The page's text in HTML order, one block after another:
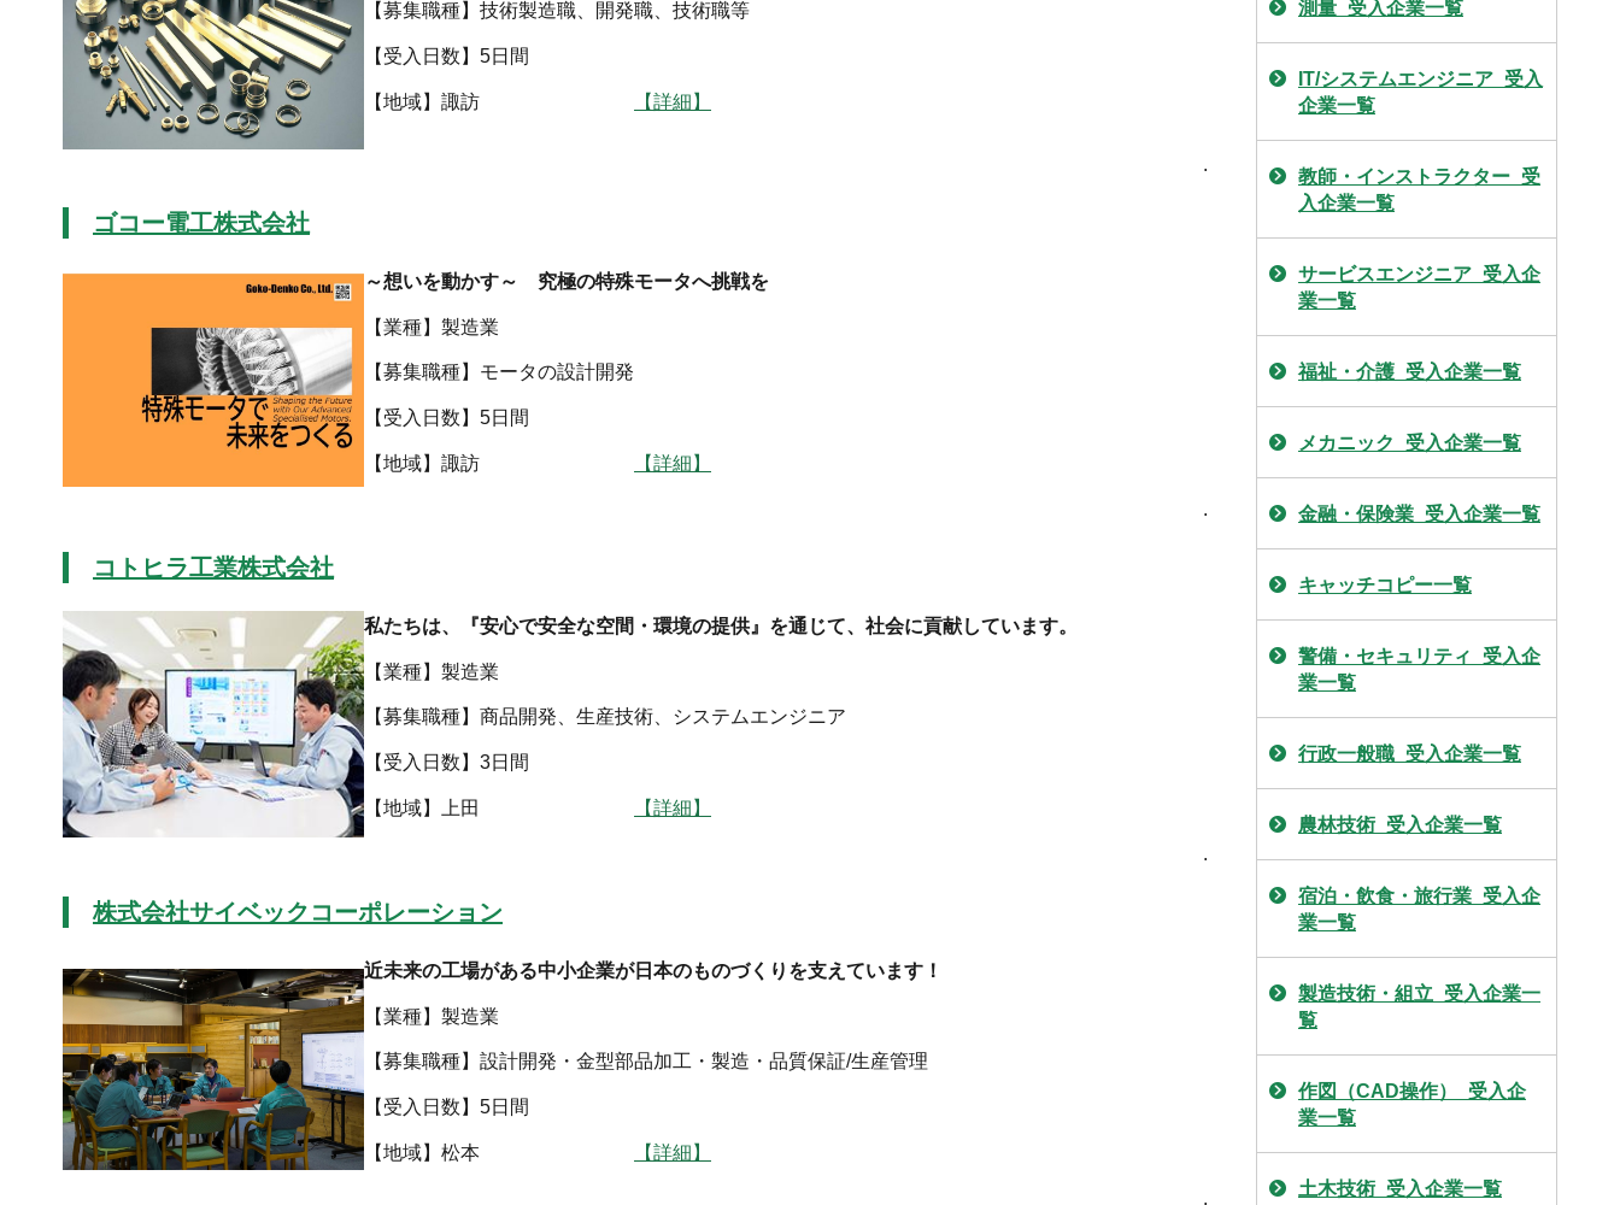
【募集職種】技術製造職、開発職、技術職等
【受入日数】5日間
【地域】諏訪 【詳細】
.
ゴコー電工株式会社
～想いを動かす～ 究極の特殊モータへ挑戦を
【業種】製造業
【募集職種】モータの設計開発
【受入日数】5日間
【地域】諏訪 【詳細】
.
コトヒラ工業株式会社
私たちは、『安心で安全な空間・環境の提供』を通じて、社会に貢献しています。
【業種】製造業
【募集職種】商品開発、生産技術、システムエンジニア
【受入日数】3日間
【地域】上田 【詳細】
.
株式会社サイベックコーポレーション
近未来の工場がある中小企業が日本のものづくりを支えています！
【業種】製造業
【募集職種】設計開発・金型部品加工・製造・品質保証/生産管理
【受入日数】5日間
【地域】松本 【詳細】
.
測量_受入企業一覧
IT/システムエンジニア_受入
企業一覧
教師・インストラクター_受
入企業一覧
サービスエンジニア_受入企
業一覧
福祉・介護_受入企業一覧
メカニック_受入企業一覧
金融・保険業_受入企業一覧
キャッチコピー一覧
警備・セキュリティ_受入企
業一覧
行政一般職_受入企業一覧
農林技術_受入企業一覧
宿泊・飲食・旅行業_受入企
業一覧
製造技術・組立_受入企業一
覧
作図（CAD操作）_受入企
業一覧
土木技術_受入企業一覧